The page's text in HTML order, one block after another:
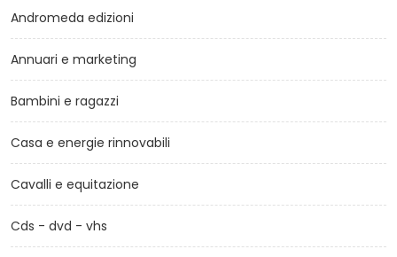
Andromeda edizioni
Annuari e marketing
Bambini e ragazzi
Casa e energie rinnovabili
Cavalli e equitazione
Cds - dvd - vhs